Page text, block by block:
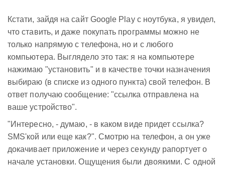
Кстати, зайдя на сайт Google Play с ноутбука, я увидел,
что ставить, и даже покупать программы можно не
только напрямую с телефона, но и с любого
компьютера. Выглядело это так: я на компьютере
нажимаю "установить" и в качестве точки назначения
выбираю (в списке из одного пункта) свой телефон. В
ответ получаю сообщение: "ссылка отправлена на
ваше устройство".
"Интересно, - думаю, - в каком виде придет ссылка?
SMS'кой или еще как?". Смотрю на телефон, а он уже
докачивает приложение и через секунду рапортует о
начале установки. Ощущения были двоякими. С одной